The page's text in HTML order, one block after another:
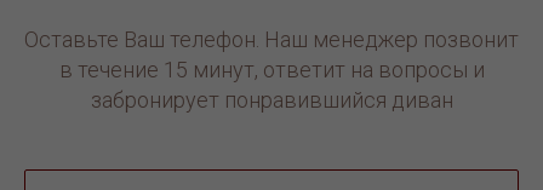
Оставьте Ваш телефон. Наш менеджер позвонит
в течение 15 минут, ответит на вопросы и
забронирует понравившийся диван